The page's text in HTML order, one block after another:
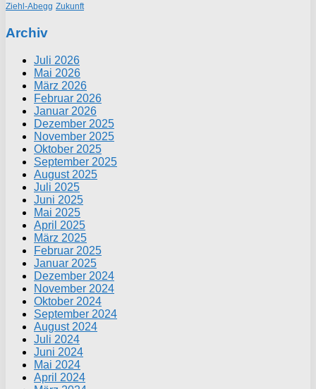
Ziehl-Abegg Zukunft
Archiv
Juli 2026
Mai 2026
März 2026
Februar 2026
Januar 2026
Dezember 2025
November 2025
Oktober 2025
September 2025
August 2025
Juli 2025
Juni 2025
Mai 2025
April 2025
März 2025
Februar 2025
Januar 2025
Dezember 2024
November 2024
Oktober 2024
September 2024
August 2024
Juli 2024
Juni 2024
Mai 2024
April 2024